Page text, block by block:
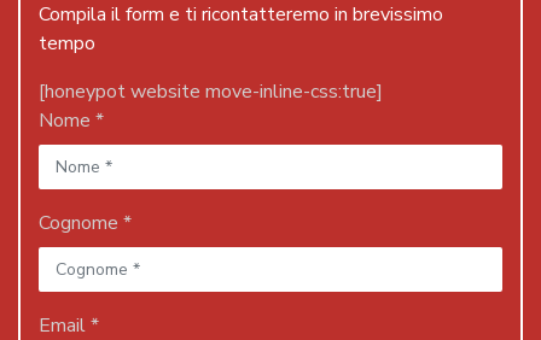
Compila il form e ti ricontatteremo in brevissimo
tempo
[honeypot website move-inline-css:true]
Nome *
Cognome *
Email *